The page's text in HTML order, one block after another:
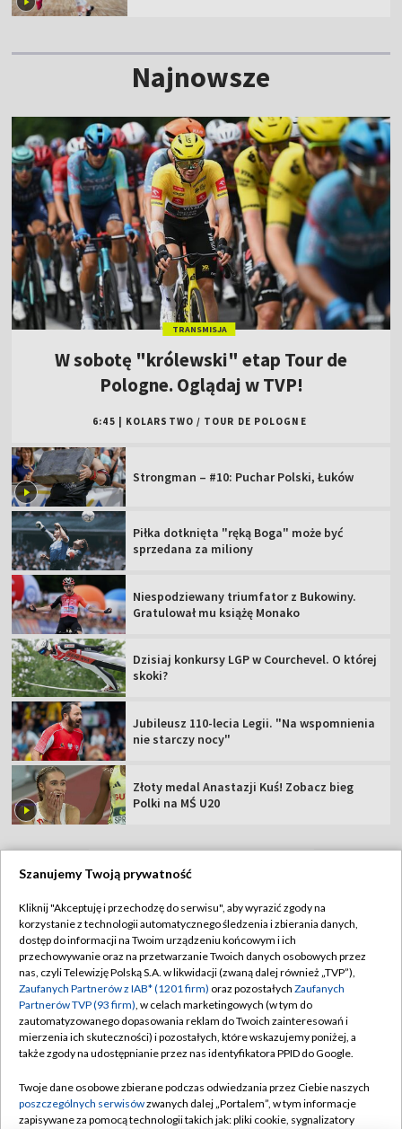
Najnowsze
TRANSMISJA
W sobotę "królewski" etap Tour de
Pologne. Oglądaj w TVP!
6:45 KOLARSTWO / TOUR DE POLOGNE
Strongman – #10: Puchar Polski, Łuków
Piłka dotknięta "ręką Boga" może być
sprzedana za miliony
Niespodziewany triumfator z Bukowiny.
Gratulował mu książę Monako
Dzisiaj konkursy LGP w Courchevel. O której
skoki?
Jubileusz 110-lecia Legii. "Na wspomnienia
nie starczy nocy"
Złoty medal Anastazji Kuś! Zobacz bieg
Polki na MŚ U20
Abonament TVP
Sklep TVP
Biuro Reklamy
Oferta Handlowa
Telegazeta ogłoszenia
Rada Programowa
Regulamin TVP
Polityka prywatności
Moje zgody
Biuro reklamy
Kontakt
Kanały
Szanujemy Twoją prywatność
Kliknij "Akceptuję i przechodzę do serwisu", aby wyrazić zgody na
korzystanie z technologii automatycznego śledzenia i zbierania danych,
dostęp do informacji na Twoim urządzeniu końcowym i ich
przechowywanie oraz na przetwarzanie Twoich danych osobowych przez
nas, czyli Telewizję Polską S.A. w likwidacji (zwaną dalej również „TVP”),
Zaufanych Partnerów z IAB* (1201 firm) oraz pozostałych Zaufanych
Partnerów TVP (93 firm), w celach marketingowych (w tym do
zautomatyzowanego dopasowania reklam do Twoich zainteresowań i
mierzenia ich skuteczności) i pozostałych, które wskazujemy poniżej, a
także zgody na udostępnianie przez nas identyfikatora PPID do Google.
Twoje dane osobowe zbierane podczas odwiedzania przez Ciebie naszych
poszczególnych serwisówzwanych dalej „Portalem”, w tym informacje
zapisywane za pomocą technologii takich jak: pliki cookie, sygnalizatory